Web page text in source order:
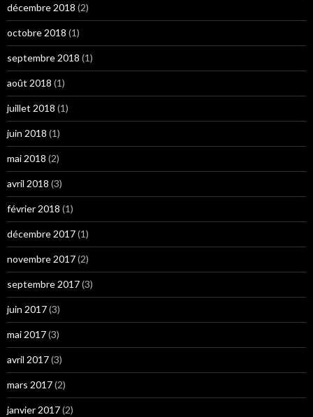
décembre 2018 (2)
octobre 2018 (1)
septembre 2018 (1)
août 2018 (1)
juillet 2018 (1)
juin 2018 (1)
mai 2018 (2)
avril 2018 (3)
février 2018 (1)
décembre 2017(1)
novembre 2017(2)
septembre 2017(3)
juin 2017(3)
mai 2017(3)
avril 2017(3)
mars 2017(2)
janvier 2017(2)